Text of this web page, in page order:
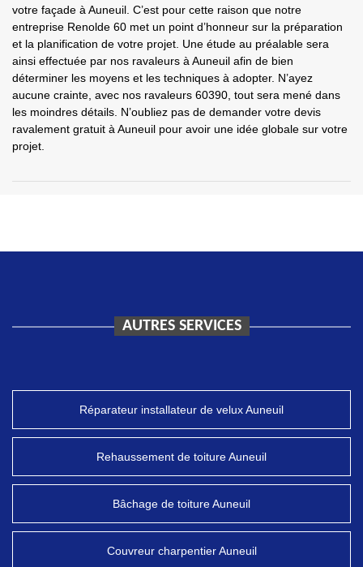
votre façade à Auneuil. C’est pour cette raison que notre
entreprise Renolde 60 met un point d’honneur sur la préparation
et la planification de votre projet. Une étude au préalable sera
ainsi effectuée par nos ravaleurs à Auneuil afin de bien
déterminer les moyens et les techniques à adopter. N’ayez
aucune crainte, avec nos ravaleurs 60390, tout sera mené dans
les moindres détails. N’oubliez pas de demander votre devis
ravalement gratuit à Auneuil pour avoir une idée globale sur votre
projet.
AUTRES SERVICES
Réparateur installateur de velux Auneuil
Rehaussement de toiture Auneuil
Bâchage de toiture Auneuil
Couvreur charpentier Auneuil